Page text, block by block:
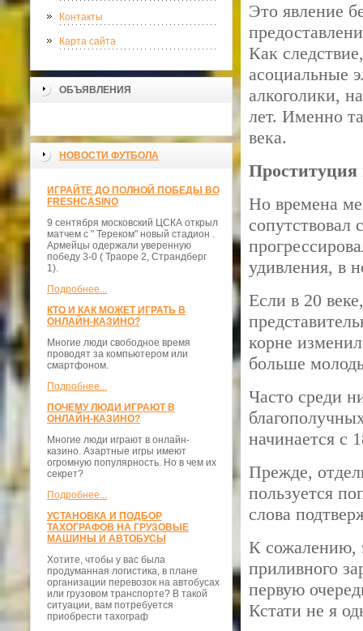
Контакты
Карта сайта
ОБЪЯВЛЕНИЯ
НОВОСТИ ФУТБОЛА
ИГРАЙТЕ ДО ПОЛНОЙ ПОБЕДЫ ВО
FRESHCASINO
9 сентября московский ЦСКА открыл
матчем с " Тереком" новый стадион .
Армейцы одержали уверенную
победу 3-0 ( Траоре 2, Страндберг
1).
Подробнее...
КТО И КАК МОЖЕТ ИГРАТЬ В
ОНЛАЙН-КАЗИНО?
Многие люди свободное время
проводят за компьютером или
смартфоном.
Подробнее...
ПОЧЕМУ ЛЮДИ ИГРАЮТ В
ОНЛАЙН-КАЗИНО?
Многие люди играют в онлайн-
казино. Азартные игры имеют
огромную популярность. Но в чем их
секрет?
Подробнее...
УСТАНОВКА И ПОДБОР
ТАХОГРАФОВ НА ГРУЗОВЫЕ
МАШИНЫ И АВТОБУСЫ
Хотите, чтобы у вас была
продуманная логистика, в плане
организации перевозок на автобусах
или грузовом транспорте? В такой
ситуации, вам потребуется
приобрести тахограф
Это явление
Как
асоциальные
алкоголики,
лет. Именно
века.
Проституция
Но времена
удивления, в
Если в 20
корне
больше
Часто среди
начинается с
Прежде,
пользуется
слова
К сожалению,
приливного
первую
Кстати не я